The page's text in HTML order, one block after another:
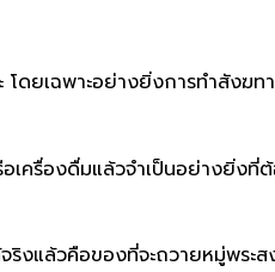
เฉพาะอย่างยิ่งการทำสังฆทาน
เครื่องดื่มแล้วจำเป็นอย่างยิ่งที่
ริงแล้วคือของที่จะถวายหมู่พระส